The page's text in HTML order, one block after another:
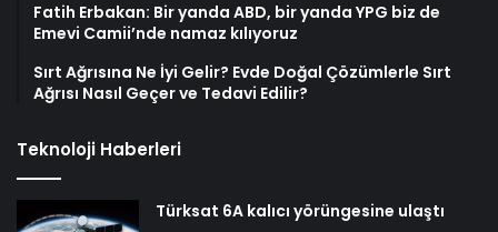
Fatih Erbakan: Bir yanda ABD, bir yanda YPG biz de
Emevi Camii’nde namaz kılıyoruz
Sırt Ağrısına Ne İyi Gelir? Evde Doğal Çözümlerle Sırt
Ağrısı Nasıl Geçer ve Tedavi Edilir?
Teknoloji Haberleri
Türksat 6A kalıcı yörüngesine ulaştı